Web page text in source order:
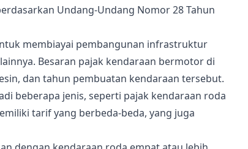
Undang-Undang Nomor 28 Tahun
membiayai pembangunan infrastruktur
Besaran pajak kendaraan bermotor di
dan tahun pembuatan kendaraan tersebut.
beberapa jenis, seperti pajak kendaraan roda
tarif yang berbeda-beda, yang juga